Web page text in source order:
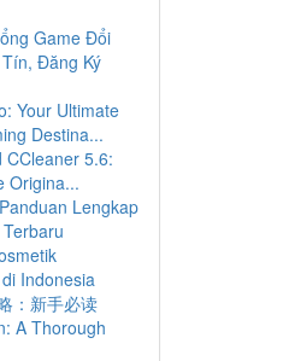
Game Đổi
Đăng Ký
Your Ultimate
Destina...
CCleaner 5.6:
Origina...
Lengkap
Indonesia
：新手必读
A Thorough